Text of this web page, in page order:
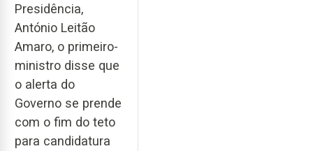
Presidência,
António Leitão
Amaro, o primeiro-
ministro disse que
o alerta do
Governo se prende
com o fim do teto
para candidatura